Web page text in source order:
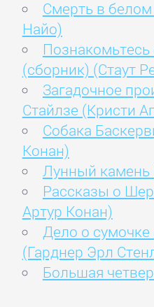
Смерть в
Найо)
(сборник) (Стаут
Загадочное
Стайлзе (Кристи
Собака
Конан)
Лунный камень
Рассказы о
Артур Конан)
Дело о
(Гарднер Эрл
Большая